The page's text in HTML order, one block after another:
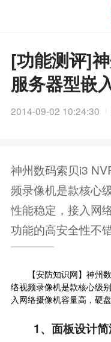
[功能测评]
服务器型嵌
2014-09-02 10:24:30
神州数码索贝i3
频录像机是款核心
性能稳定，接入网
功能的高安全性不错
【安防知识网】神州
络视频录像机是款核心级
入网络摄像机容量高，硬
1、面板设计简